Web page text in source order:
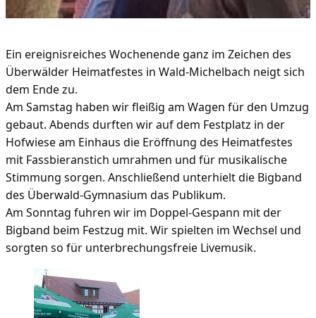
Ein ereignisreiches Wochenende ganz im Zeichen des
Überwälder Heimatfestes in Wald-Michelbach neigt sich
dem Ende zu.
Am Samstag haben wirfleißig am Wagen für den Umzug
gebaut. Abends durften wir auf dem Festplatz in der
Hofwiese am Einhaus die Eröffnung des Heimatfestes
mit Fassbieranstich umrahmen und für musikalische
Stimmung sorgen. Anschließend unterhielt die Bigband
des Überwald-Gymnasium das Publikum.
Am Sonntag fuhren wir im Doppel-Gespann mit der
Bigband beim Festzug mit. Wir spielten im Wechsel und
sorgten so für unterbrechungsfreie Livemusik.